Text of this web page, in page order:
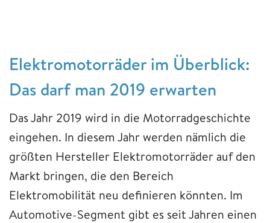
Elektromotorräder im Überblick:
Das darf man 2019 erwarten
Das Jahr 2019 wird in die Motorradgeschichte
eingehen. In diesem Jahr werden nämlich die
größten Hersteller Elektromotorräder auf den
Markt bringen, die den Bereich
Elektromobilität neu definieren könnten. Im
Automotive-Segment gibt es seit Jahren einen